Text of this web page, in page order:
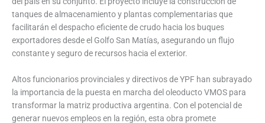
tanques de almacenamiento y plantas complementarias que
facilitarán el despacho eficiente de crudo hacia los buques
exportadores desde el Golfo San Matías, asegurando un flujo
constante y seguro de recursos hacia el exterior.
Altos funcionarios provinciales y directivos de YPF han subrayado
la importancia de la puesta en marcha del oleoducto VMOS para
transformar la matriz productiva argentina. Con el potencial de
generar nuevos empleos en la región, esta obra promete